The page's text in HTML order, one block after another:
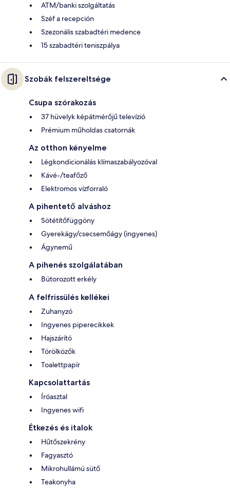
ATM/banki szolgáltatás
Széf a recepción
Szezonális szabadtéri medence
15 szabadtéri teniszpálya
Szobák felszereltsége
Csupa szórakozás
37 hüvelyk képátmérőjű televízió
Prémium műholdas csatornák
Az otthon kényelme
Légkondicionálás klímaszabályozóval
Kávé-/teafőző
Elektromos vízforraló
A pihentető alváshoz
Sötétítőfüggöny
Gyerekágy/csecsemőágy (ingyenes)
Ágynemű
A pihenés szolgálatában
Bútorozott erkély
A felfrissülés kellékei
Zuhanyzó
Ingyenes piperecikkek
Hajszárító
Törölközők
Toalettpapír
Kapcsolattartás
Íróasztal
Ingyenes wifi
Étkezés és italok
Hűtőszekrény
Fagyasztó
Mikrohullámú sütő
Teakonyha